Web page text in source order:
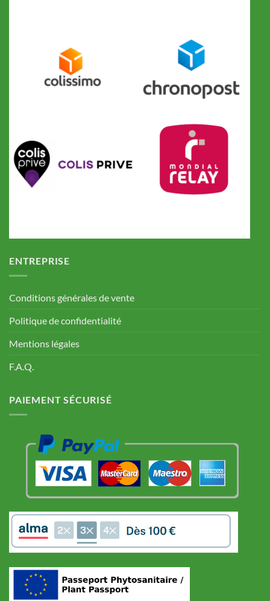
ENTREPRISE
Conditions générales de vente
Politique de confidentialité
Mentions légales
F.A.Q.
PAIEMENT SÉCURISÉ